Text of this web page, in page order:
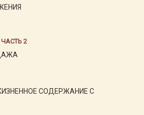
2
СОДЕРЖАНИЕ С